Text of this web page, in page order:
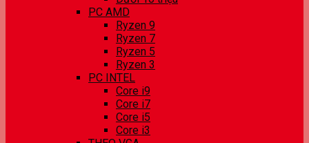
PC AMD
Ryzen 9
Ryzen 7
Ryzen 5
Ryzen 3
PC INTEL
Core i9
Core i7
Core i5
Core i3